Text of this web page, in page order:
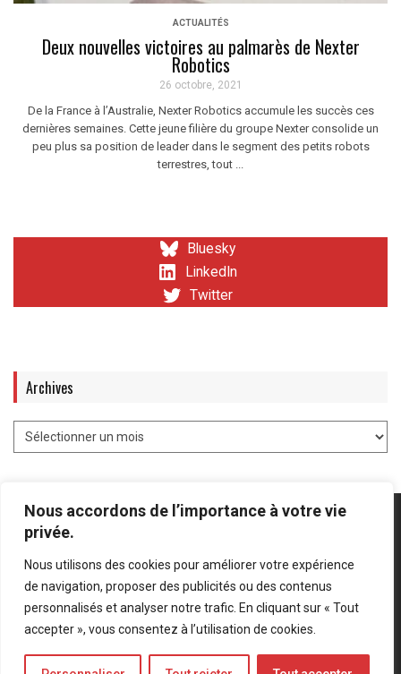
Nous accordons de l’importance à votre vie
privée.
Nous utilisons des cookies pour améliorer votre expérience
de navigation, proposer des publicités ou des contenus
personnalisés et analyser notre trafic. En cliquant sur « Tout
accepter », vous consentez à l’utilisation de cookies.
ACTUALITÉS
Deux nouvelles victoires au palmarès de Nexter
Robotics
26 octobre, 2021
De la France à l’Australie, Nexter Robotics accumule les succès ces
dernières semaines. Cette jeune filière du groupe Nexter consolide un
peu plus sa position de leader dans le segment des petits robots
terrestres, tout ...
Bluesky
LinkedIn
Twitter
Archives
Mentions légales Politique de confidentialité
Bluesky
LinkedIn
Twitter